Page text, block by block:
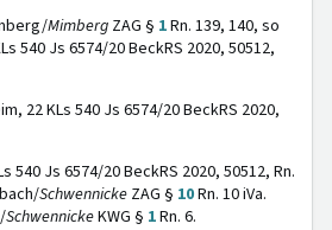
Mimberg ZAG § 1Rn. 139, 140, so
540 Js 6574/20 BeckRS 2020, 50512,
22 KLs 540 Js 6574/20 BeckRS 2020,
540 Js 6574/20 BeckRS 2020, 50512, Rn.
Schwennicke ZAG § 10Rn. 10 iVa.
SchwennickeKWG § 1Rn. 6.